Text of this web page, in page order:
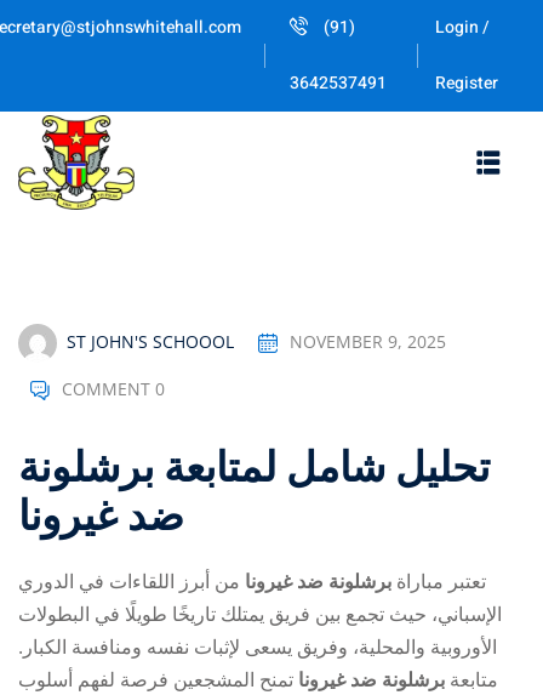
Skip
(91)
3642537491
Login /
Register
ST JOHN'S SCHOOOL NOVEMBER 9, 2025
COMMENT 0
تحليل شامل لمتابعة برشلونة
ضد غيرونا
تعتبر مباراة برشلونة ضد غيرونا من أبرز اللقاءات في الدوري
الإسباني، حيث تجمع بين فريق يمتلك تاريخًا طويلًا في البطولات
الأوروبية والمحلية، وفريق يسعى لإثبات نفسه ومنافسة الكبار.
متابعة برشلونة ضد غيرونا تمنح المشجعين فرصة لفهم أسلوب